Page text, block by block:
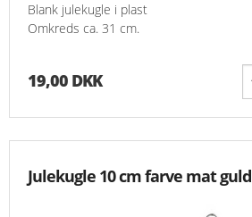
Blank julekugle i plast
Omkreds ca. 31 cm.
19,00 DKK
Julekugle 10 cm farve mat guld